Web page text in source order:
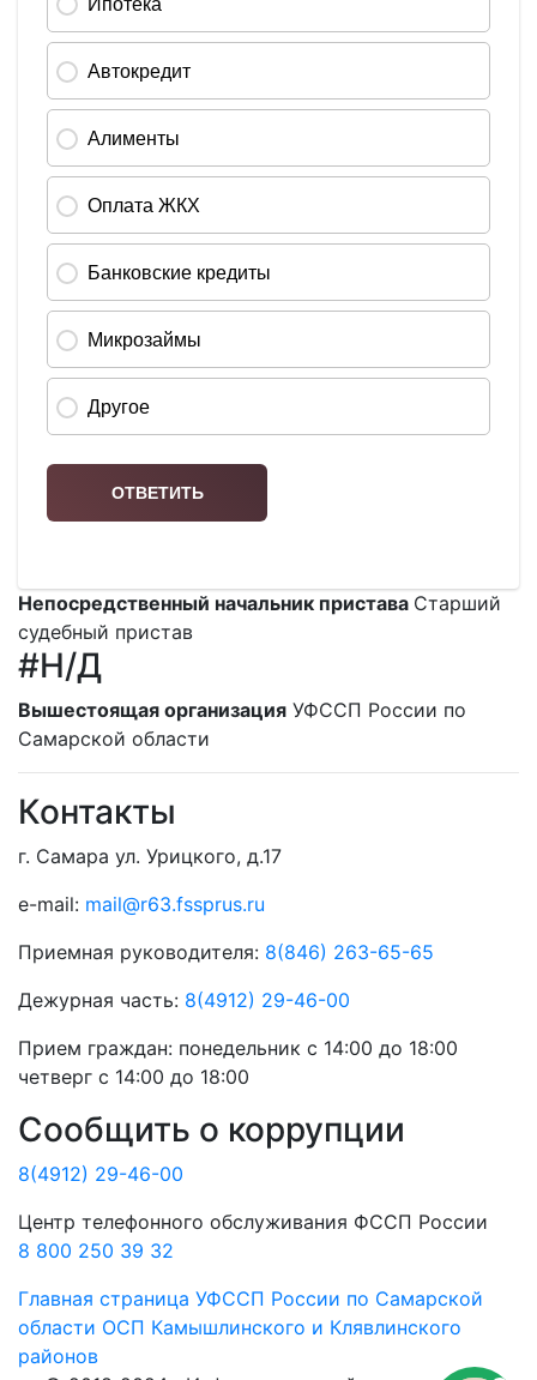
Непосредственный начальник пристава Старший
судебный пристав
#Н/Д
Вышестоящая организация УФССП России по
Самарской области
Контакты
г. Самара ул. Урицкого, д.17
e-mail: mail@r63.fssprus.ru
Приемная руководителя: 8(846) 263-65-65
Дежурная часть: 8(4912) 29-46-00
Прием граждан: понедельник с 14:00 до 18:00
четверг с 14:00 до 18:00
Сообщить о коррупции
8(4912) 29-46-00
Центр телефонного обслуживания ФССП России
8 800 250 39 32
Главная страница УФССП России по Самарской
области ОСП Камышлинского и Клявлинского
районов